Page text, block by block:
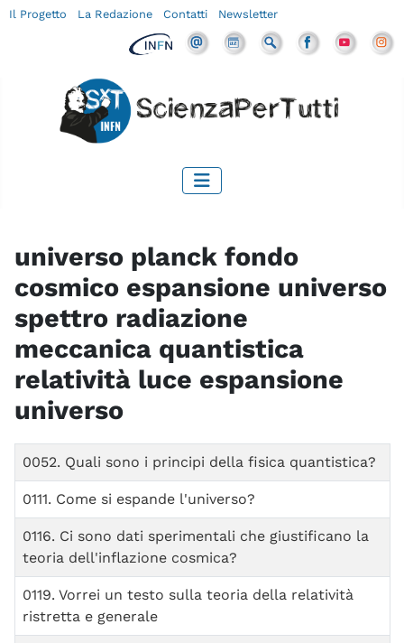
Il Progetto La Redazione Contatti Newsletter
universo planck fondo
cosmico espansione universo
spettro radiazione
meccanica quantistica
relatività luce espansione
universo
Titolo
0052. Quali sono i principi della fisica quantistica?
0111. Come si espande l'universo?
0116. Ci sono dati sperimentali che giustificano la
teoria dell'inflazione cosmica?
0119. Vorrei un testo sulla teoria della relatività
ristretta e generale